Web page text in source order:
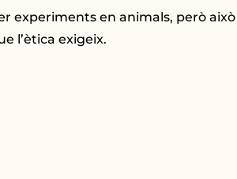
experiments en animals, però
l’ètica exigeix.